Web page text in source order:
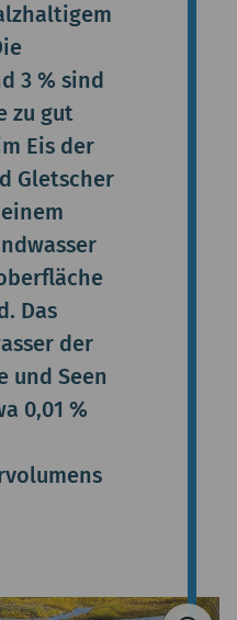
3 % sind
zu gut
Eis der
Gletscher
Das
der
und Seen
0,01 %